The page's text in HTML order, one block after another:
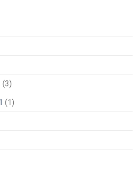
(3)
(1)